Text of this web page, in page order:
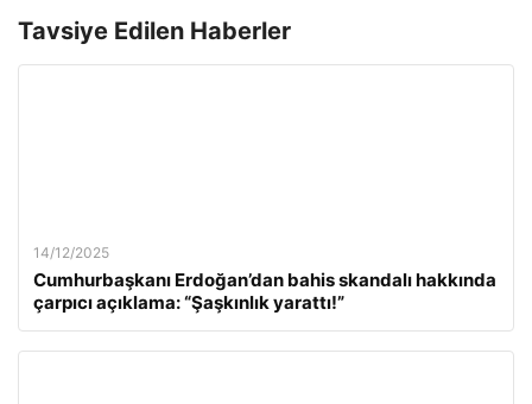
Tavsiye Edilen Haberler
14/12/2025
Cumhurbaşkanı Erdoğan’dan bahis skandalı hakkında
çarpıcı açıklama: “Şaşkınlık yarattı!”